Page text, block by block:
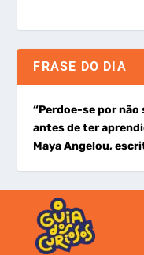
FRASE DO DIA
“Perdoe-se por não
antes de ter
Maya Angelou,